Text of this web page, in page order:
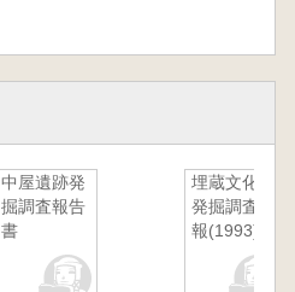
中屋遺跡発
掘調査報告
書
埋蔵文化財
発掘調査概
報(1993)